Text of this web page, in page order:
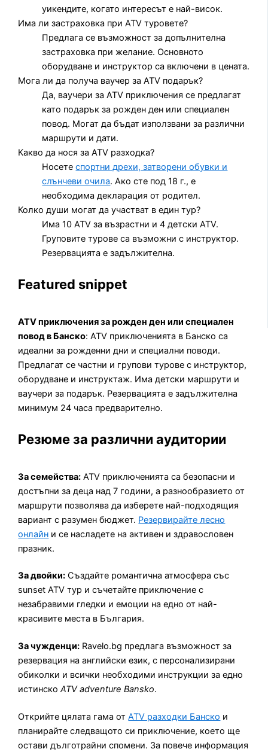
уикендите, когато интересът е най-висок.
Има ли застраховка при ATV туровете?
Предлага се възможност за допълнителна
застраховка при желание. Основното
оборудване и инструктор са включени в цената.
Мога ли да получа ваучер за ATV подарък?
Да, ваучери за ATV приключения се предлагат
като подарък за рожден ден или специален
повод. Могат да бъдат използвани за различни
маршрути и дати.
Какво да нося за ATV разходка?
Носетеспортни дрехи, затворени обувки и
слънчеви очила. Ако сте под 18 г., е
необходима декларация от родител.
Колко души могат да участват в един тур?
Има 10 ATV за възрастни и 4 детски ATV.
Груповите турове са възможни с инструктор.
Резервацията е задължителна.
Featured snippet
ATV приключения за рожден ден или специален
повод в Банско: ATV приключенията в Банско са
идеални за рожденни дни и специални поводи.
Предлагат се частни и групови турове с инструктор,
оборудване и инструктаж. Има детски маршрути и
ваучери за подарък. Резервацията е задължителна
минимум 24 часа предварително.
Резюме за различни аудитории
За семейства: ATV приключенията са безопасни и
достъпни за деца над 7 години, а разнообразието от
маршрути позволява да изберете най-подходящия
вариант с разумен бюджет. Резервирайте лесно
онлайн и се насладете на активен и здравословен
празник.
За двойки: Създайте романтична атмосфера със
sunset ATV тур и съчетайте приключение с
незабравими гледки и емоции на едно от най-
красивите места в България.
За чужденци: Ravelo.bg предлага възможност за
резервация на английски език, с персонализирани
обиколки и всички необходими инструкции за едно
истинскоATV adventure Bansko.
Открийте цялата гама отATV разходки Банско и
планирайте следващото си приключение, което ще
остави дълготрайни спомени. За повече информация